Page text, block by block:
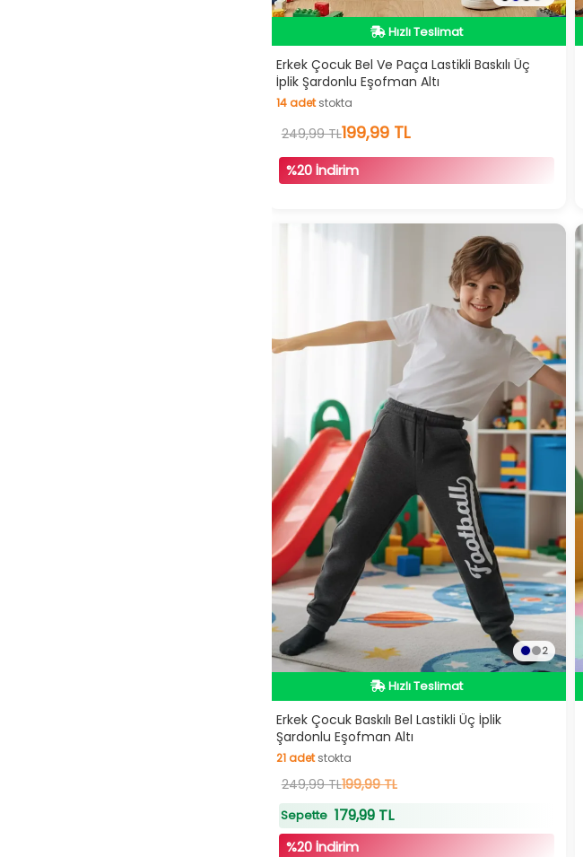
İndirimli Ürün
Hızlı Teslimat
İndirimli Ürün
Erkek Çocuk Bel Ve Paça Lastikli Baskılı Üç
İplik Şardonlu Eşofman Altı
14adetstokta
14 adetstokta
249,99 TL199,99 TL
%20 İndirim
2
İndirimli Ürün
Hızlı Teslimat
İndirimli Ürün
Erkek Çocuk Baskılı Bel Lastikli Üç İplik
Şardonlu Eşofman Altı
21adetstokta
21adetstokta
249,99 TL199,99 TL
Sepette179,99 TL
%20 İndirim